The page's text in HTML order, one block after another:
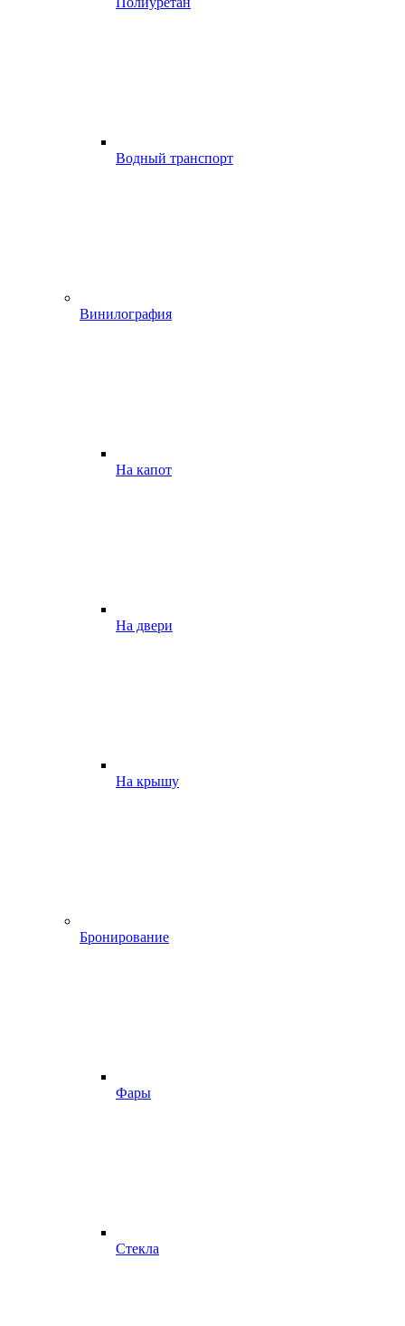
Водный транспорт
Винилография
На капот
На двери
На крышу
Бронирование
Фары
Стекла